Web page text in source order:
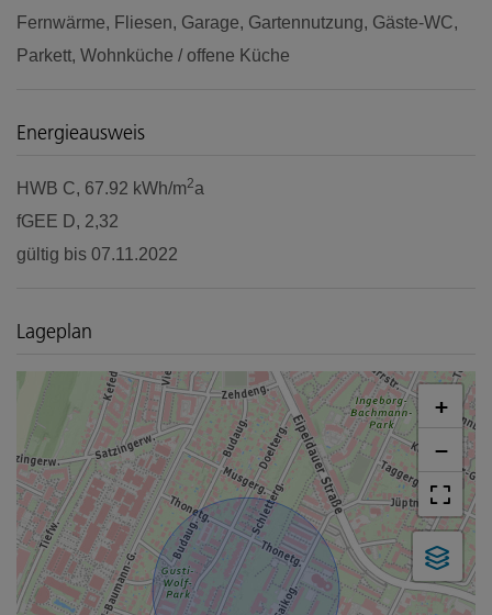
Fernwärme
Fliesen Garage Gartennutzung Gäste-WC
Parkett Wohnküche / offene Küche
Energieausweis
HWB C, 67.92 kWh/m2a
fGEE D, 2,32
gültig bis 07.11.2022
Lageplan
+
−